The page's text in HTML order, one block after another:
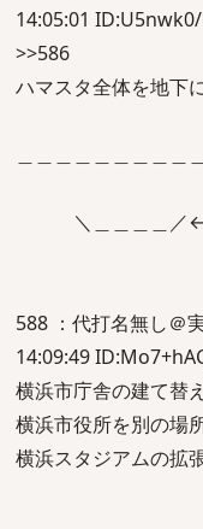
14:05:01
>>586
ハマスタ全体を地下
＿＿＿＿＿＿＿＿
＼＿＿＿＿／←
588 ：代打名無し＠
14:09:49
横浜市庁舎の建て替
横浜市役所を別の場
横浜スタジアムの拡